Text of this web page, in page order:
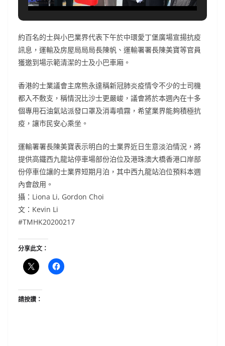
約百名的士與小巴業界代表下午於中環愛丁堡廣場宣揚抗疫
訊息，運輸及房屋局局局長陳帆、運輸署署長陳美寶等官員
獲邀到場示範清潔的士及小巴車廂。
香港的士業議會主席熊永達稱新冠肺炎疫情令不少的士司機
都入不敷支，稱情況比沙士更嚴峻，議會將於本週內在十多
個專用石油氣站派發口罩及消毒噴霧，希望業界能夠積極抗
疫，讓市民安心乘坐。
運輸署署長陳美寶表示明白的士業界近日生意淡泊情況，將
提供高鐵西九龍站停車場部份泊位及港珠澳大橋香港口岸部
份停車位讓的士業界短期月泊，其中西九龍站泊位預料本週
內會啟用。
攝：Liona Li, Gordon Choi
文：Kevin Li
#TMHK20200217
分享此文：
請按讚：